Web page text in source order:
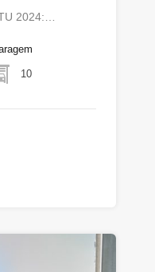
2024:…
10